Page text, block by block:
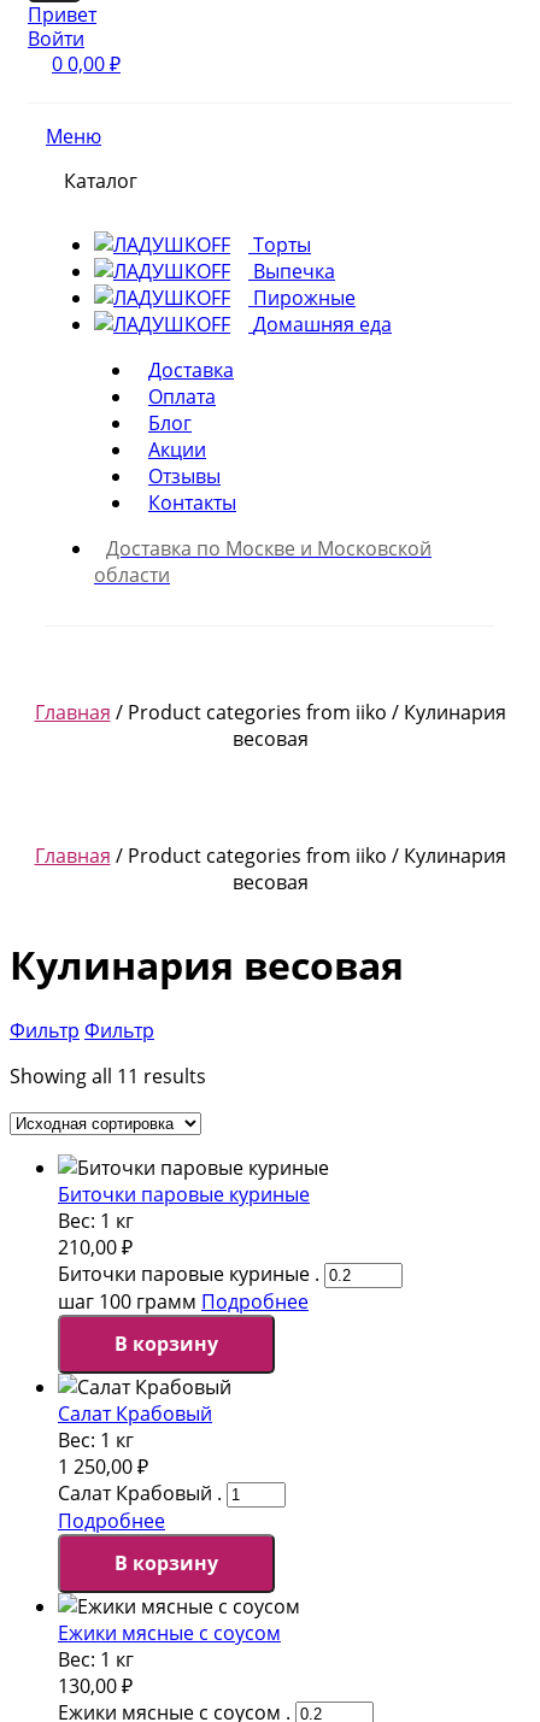
Привет
Войти
00,00₽
Меню
Каталог
Торты
Выпечка
Пирожные
Домашняя еда
Доставка
Оплата
Блог
Акции
Отзывы
Контакты
Доставка по Москве и Московской
области
Главная / Product categories from iiko / Кулинария
весовая
Главная / Product categories from iiko / Кулинария
весовая
Кулинария весовая
Фильтр Фильтр
Showing all 11 results
Биточки паровые куриные
Вес: 1 кг
210,00₽
Биточки паровые куриные .
шаг 100 грамм Подробнее
В корзину
Салат Крабовый
Вес: 1 кг
1 250,00₽
Салат Крабовый .
Подробнее
В корзину
Ежики мясные с соусом
Вес: 1 кг
130,00₽
Ежики мясные с соусом .